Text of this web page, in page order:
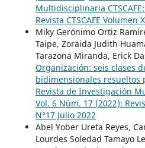
Multidisciplinaria
Revista CTSCAFE Volumen
Miky Gerónimo Ortiz
Taipe, Zoraida Judith
Tarazona Miranda, Erick
Organización: seis clases
bidimensionales
Revista de Investigación
Vol. 6 Núm. 17 (2022):
N°17 Julio 2022
Abel Yober Ureta Reyes,
Lourdes Soledad Tamayo